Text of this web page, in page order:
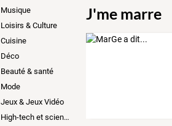
Musique
Loisirs & Culture
Cuisine
Déco
Beauté & santé
Mode
Jeux & Jeux Vidéo
High-tech et sciences
J'me marre